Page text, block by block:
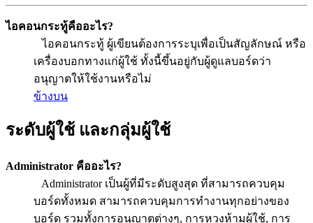
ไอคอนกระทู้คืออะไร?
ไอคอนกระทู้ ผู้เขียนต้องการระบุเพื่อเป็นสัญลักษณ์ หรือ
เครื่องบอกทางแก่ผู้ใช้ ทั้งนี้ขึ้นอยู่กับผู้ดูแลบอร์ดว่า
อนุญาตให้ใช้งานหรือไม่
ข้างบน
ระดับผู้ใช้ และกลุ่มผู้ใช้
Administrator คืออะไร?
Administrator เป็นผู้ที่มีระดับสูงสุด ที่สามารถควบคุม
บอร์ดทั้งหมด สามารถควบคุมการทำงานทุกอย่างของ
บอร์ด รวมทั้งการอนุญาตต่างๆ, การหวงห้ามผู้ใช้, การ